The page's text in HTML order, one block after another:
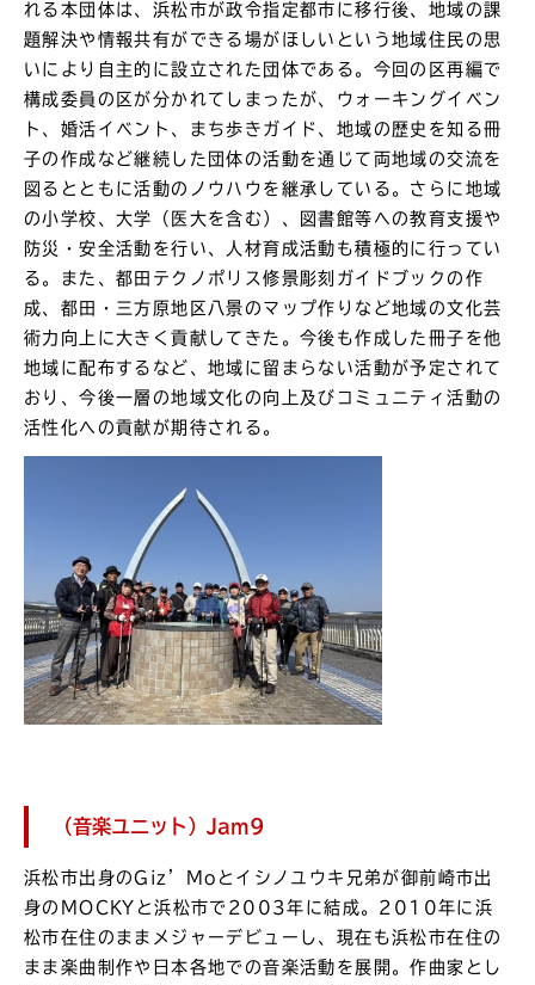
れる本団体は、浜松市が政令指定都市に移行後、地域の課
題解決や情報共有ができる場がほしいという地域住民の思
いにより自主的に設立された団体である。今回の区再編で
構成委員の区が分かれてしまったが、ウォーキングイベン
ト、婚活イベント、まち歩きガイド、地域の歴史を知る冊
子の作成など継続した団体の活動を通じて両地域の交流を
図るとともに活動のノウハウを継承している。さらに地域
の小学校、大学（医大を含む）、図書館等への教育支援や
防災・安全活動を行い、人材育成活動も積極的に行ってい
る。また、都田テクノポリス修景彫刻ガイドブックの作
成、都田・三方原地区八景のマップ作りなど地域の文化芸
術力向上に大きく貢献してきた。今後も作成した冊子を他
地域に配布するなど、地域に留まらない活動が予定されて
おり、今後一層の地域文化の向上及びコミュニティ活動の
活性化への貢献が期待される。
（音楽ユニット）Jam9
浜松市出身のGiz’Moとイシノユウキ兄弟が御前崎市出
身のMOCKYと浜松市で2003年に結成。2010年に浜
松市在住のままメジャーデビューし、現在も浜松市在住の
まま楽曲制作や日本各地での音楽活動を展開。作曲家とし